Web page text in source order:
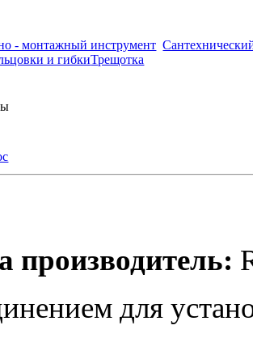
- монтажный инструмент
и гибкиТрещотка
производитель:
для